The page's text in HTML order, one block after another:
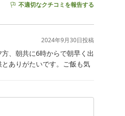
不適切なクチコミを報告する
2024年9月30日投稿
、朝共に6時からで朝早く出
ありがたいです。ご飯も気